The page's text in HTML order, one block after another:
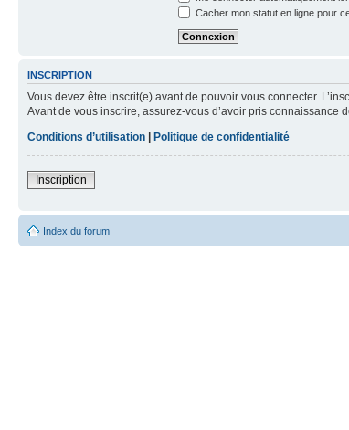
Cacher mon statut en ligne pour
INSCRIPTION
Vous devez être inscrit(e) avant de pouvoir vous connecter.
Avant de vous inscrire, assurez-vous d’avoir pris connaissance
Conditions d’utilisation | Politique de confidentialité
Inscription
Index du forum